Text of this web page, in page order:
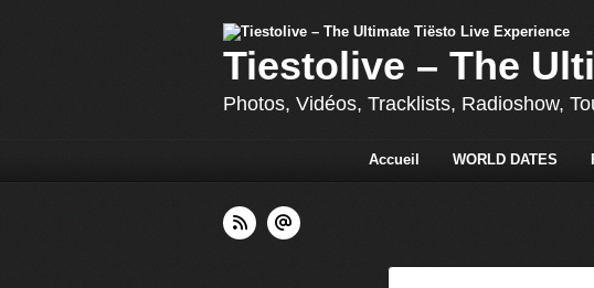
Tiestolive – The
Photos, Vidéos, Tracklists, Radioshow,
Accueil WORLD DATES